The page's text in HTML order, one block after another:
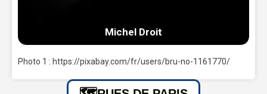
Michel Droit
Photo 1 : https://pixabay.com/fr/users/bru-no-1161770/